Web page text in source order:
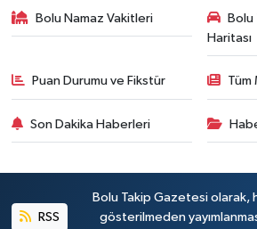
Bolu Namaz Vakitleri
Bolu
Haritası
Puan Durumu ve Fikstür Tüm
Son Dakika Haberleri
RSS
Bolu Takip Gazetesi olarak,
gösterilmeden